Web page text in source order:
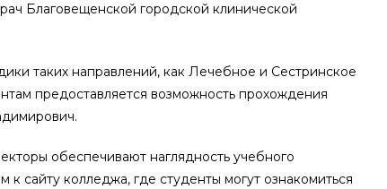
Благовещенской городской клинической
таких направлений, как Лечебное и Сестринское
предоставляется возможность прохождения
обеспечивают наглядность учебного
сайту колледжа, где студенты могут ознакомиться